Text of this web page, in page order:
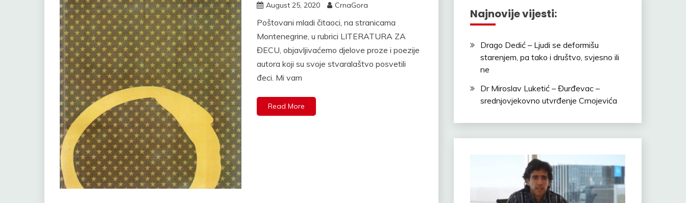
August 25, 2020 CrnaGora
Poštovani mladi čitaoci, na stranicama
Montenegrine, u rubrici LITERATURA ZA
ĐECU, objavljivaćemo djelove proze i poezije
autora koji su svoje stvaralaštvo posvetili
đeci. Mi vam
Read More
Najnovije vijesti:
Drago Dedić – Ljudi se deformišu
starenjem, pa tako i društvo, svjesno ili
ne
Dr Miroslav Luketić – Đurđevac –
srednjovjekovno utvrđenje Crnojevića